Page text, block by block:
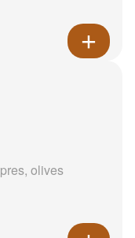
olives